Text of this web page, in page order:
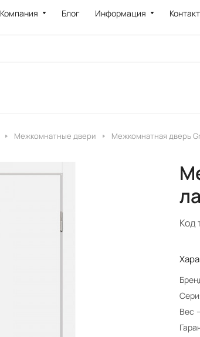
Компания Блог Информация
Межкомнатные двери Межкомнатная дверь
Код
Вес